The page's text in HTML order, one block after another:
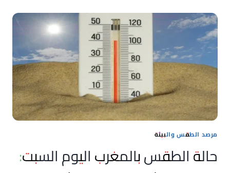
لجلب
الرزق،
الأمور،
وراحة
البال
مرصد الطقس والبيئة
حالة الطقس بالمغرب اليوم السبت: